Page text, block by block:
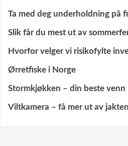
Ta med deg underholdning på
Slik får du mest ut av
Hvorfor velger vi risikofylte
Ørretfiske i Norge
Stormkjøkken – din beste venn
Viltkamera – få mer ut av jakten